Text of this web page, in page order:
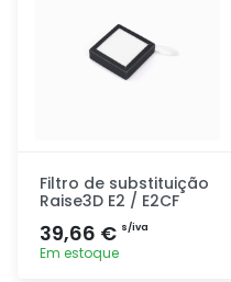
Filtro de substituição
Raise3D E2 / E2CF
39,66 € s/iva
Em estoque